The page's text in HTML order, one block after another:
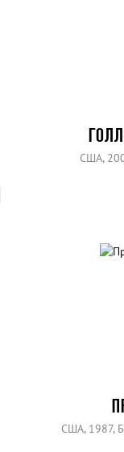
США,
США, 1987,